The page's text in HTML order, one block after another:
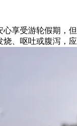
享受游轮假期，
、呕吐或腹泻，